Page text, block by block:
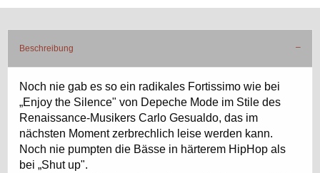
Beschreibung
Noch nie gab es so ein radikales Fortissimo wie bei
„Enjoy the Silence" von Depeche Mode im Stile des
Renaissance-Musikers Carlo Gesualdo, das im
nächsten Moment zerbrechlich leise werden kann.
Noch nie pumpten die Bässe in härterem HipHop als
bei „Shut up".